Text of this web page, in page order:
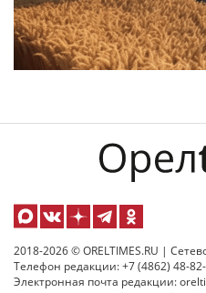
2018-2026 © ORELTIMES.RU |
Телефон редакции: +7 (4862) 48-
Электронная почта редакции: